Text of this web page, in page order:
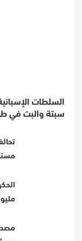
السلطات
سبتة والبت في